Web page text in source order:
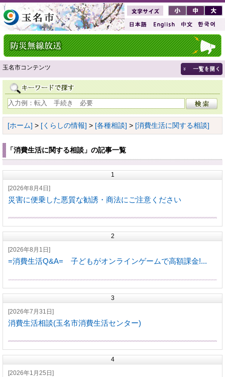
玉名市コンテンツ
[ホーム] > [くらしの情報] > [各種相談] > [消費生活に関する相談]
「消費生活に関する相談」の記事一覧
1
[2026年8月4日]
災害に便乗した悪質な勧誘・商法にご注意ください
2
[2026年8月1日]
=消費生活Q&A= 子どもがオンラインゲームで高額課金!...
3
[2026年7月31日]
消費生活相談(玉名市消費生活センター)
4
[2026年1月25日]